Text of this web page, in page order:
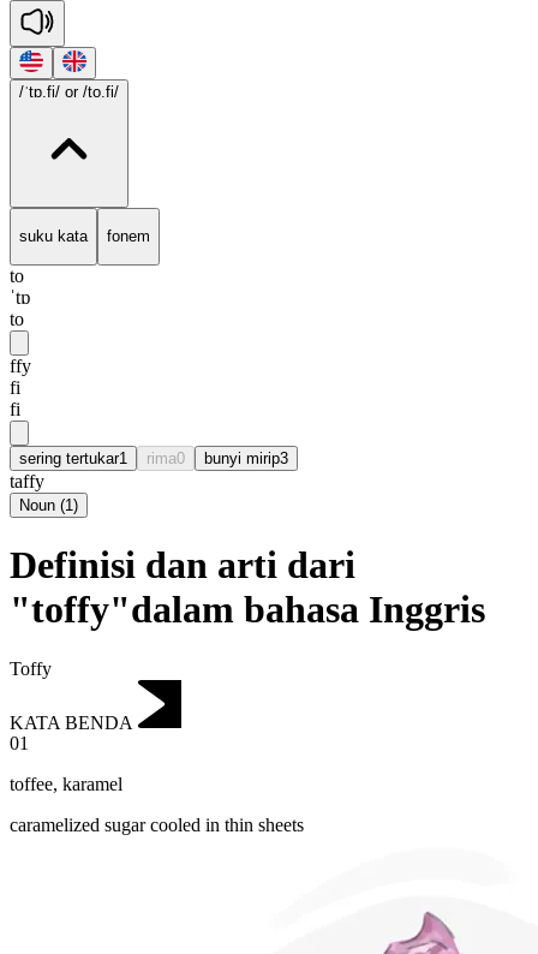
/ˈtɒ.fi/ or /to.fi/
suku kata fonem
to
ˈtɒ
to
ffy
fi
fi
sering tertukar1 rima0 bunyi mirip3
taffy
Noun (1)
Definisi dan arti dari
"toffy"dalam bahasa Inggris
Toffy
KATA BENDA
01
toffee, karamel
caramelized sugar cooled in thin sheets